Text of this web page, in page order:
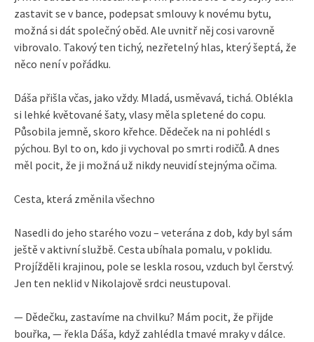
zastavit se v bance, podepsat smlouvy k novému bytu,
možná si dát společný oběd. Ale uvnitř něj cosi varovně
vibrovalo. Takový ten tichý, nezřetelný hlas, který šeptá, že
něco není v pořádku.
Dáša přišla včas, jako vždy. Mladá, usměvavá, tichá. Oblékla
si lehké květované šaty, vlasy měla spletené do copu.
Působila jemně, skoro křehce. Dědeček na ni pohlédl s
pýchou. Byl to on, kdo ji vychoval po smrti rodičů. A dnes
měl pocit, že ji možná už nikdy neuvidí stejnýma očima.
Cesta, která změnila všechno
Nasedli do jeho starého vozu – veterána z dob, kdy byl sám
ještě v aktivní službě. Cesta ubíhala pomalu, v poklidu.
Projížděli krajinou, pole se leskla rosou, vzduch byl čerstvý.
Jen ten neklid v Nikolajově srdci neustupoval.
— Dědečku, zastavíme na chvilku? Mám pocit, že přijde
bouřka, — řekla Dáša, když zahlédla tmavé mraky v dálce.